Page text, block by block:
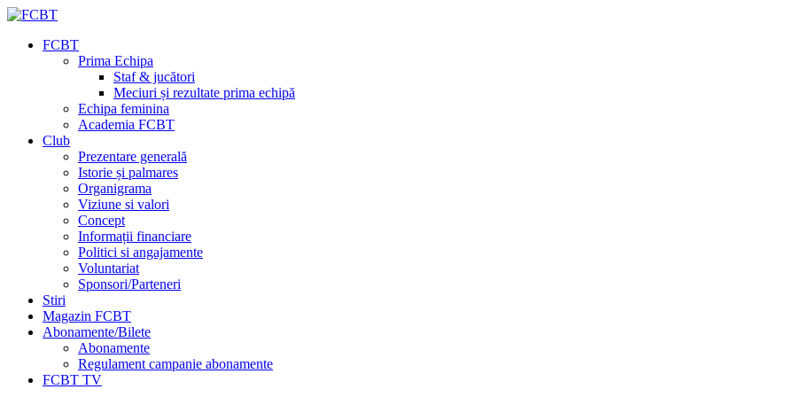
FCBT
Prima Echipa
Staf & jucători
Meciuri și rezultate prima echipă
Echipa feminina
Academia FCBT
Club
Prezentare generală
Istorie și palmares
Organigrama
Viziune si valori
Concept
Informații financiare
Politici si angajamente
Voluntariat
Sponsori/Parteneri
Stiri
Magazin FCBT
Abonamente/Bilete
Abonamente
Regulament campanie abonamente
FCBT TV